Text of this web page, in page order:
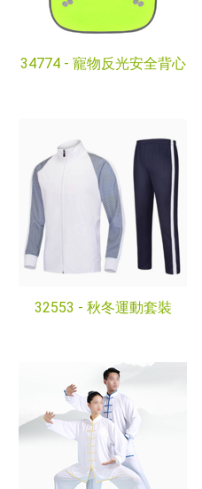
34774 - 寵物反光安全背心
32553 - 秋冬運動套裝